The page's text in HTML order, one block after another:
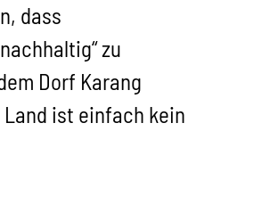
dass
zu
Dorf Karang
ist einfach kein